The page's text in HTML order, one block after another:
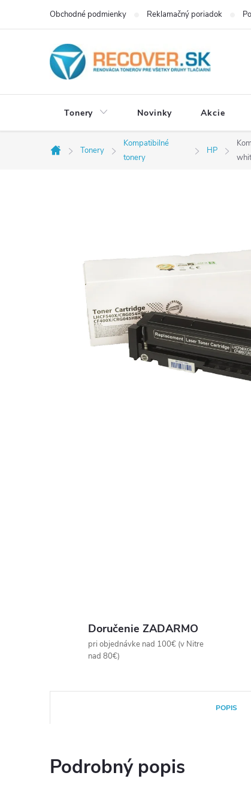
Obchodné podmienky Reklamačný poriadok
Tonery Novinky Akcie
Domov
Tonery
Kompatibilné
tonery
HP
Doručenie ZADARMO
pri objednávke nad 100€ (v Nitre
nad 80€)
POPIS
Podrobný popis